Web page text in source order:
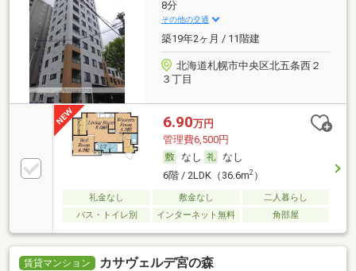
8分
その他の交通
築19年2ヶ月 / 11階建
北海道札幌市中央区北五条西２
３丁目
6.90万円
管理費6,500円
なし
なし
6階 / 2LDK（36.6m2）
礼金なし 敷金なし
二人暮らし
バス・トイレ別
インターネット無料 角部屋
賃貸マンション カサヴェルデ宮の森